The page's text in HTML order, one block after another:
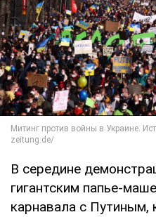
В середине
гигантским папье-
карнавала с Путиным,